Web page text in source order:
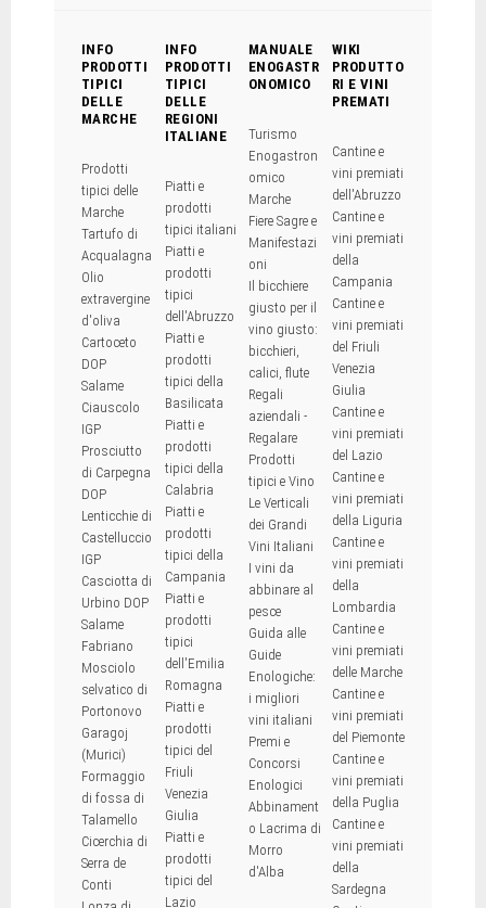
INFO
PRODOTTI
TIPICI
DELLE
MARCHE
Prodotti
tipici delle
Marche
Tartufo di
Acqualagna
Olio
extravergine
d'oliva
Cartoceto
DOP
Salame
Ciauscolo
IGP
Prosciutto
di Carpegna
DOP
Lenticchie di
Castelluccio
IGP
Casciotta di
Urbino DOP
Salame
Fabriano
Mosciolo
selvatico di
Portonovo
Garagoj
(Murici)
Formaggio
di fossa di
Talamello
Cicerchia di
Serra de
Conti
INFO
PRODOTTI
TIPICI
DELLE
REGIONI
ITALIANE
Piatti e
prodotti
tipici italiani
Piatti e
prodotti
tipici
dell'Abruzzo
Piatti e
prodotti
tipici della
Basilicata
Piatti e
prodotti
tipici della
Calabria
Piatti e
prodotti
tipici della
Campania
Piatti e
prodotti
tipici
dell'Emilia
Romagna
Piatti e
prodotti
tipici del
Friuli
Venezia
Giulia
Piatti e
prodotti
tipici del
Lazio
MANUALE
ENOGASTR
ONOMICO
Turismo
Enogastron
omico
Marche
Fiere Sagre e
Manifestazi
oni
Il bicchiere
giusto per il
vino giusto:
bicchieri,
calici, flute
Regali
aziendali -
Regalare
Prodotti
tipici e Vino
Le Verticali
dei Grandi
Vini Italiani
I vini da
abbinare al
pesce
Guida alle
Guide
Enologiche:
i migliori
vini italiani
Premi e
Concorsi
Enologici
Abbinament
o Lacrima di
Morro
d'Alba
WIKI
PRODUTTO
RI E VINI
PREMATI
Cantine e
vini premiati
dell'Abruzzo
Cantine e
vini premiati
della
Campania
Cantine e
vini premiati
del Friuli
Venezia
Giulia
Cantine e
vini premiati
del Lazio
Cantine e
vini premiati
della Liguria
Cantine e
vini premiati
della
Lombardia
Cantine e
vini premiati
delle Marche
Cantine e
vini premiati
del Piemonte
Cantine e
vini premiati
della Puglia
Cantine e
vini premiati
della
Sardegna